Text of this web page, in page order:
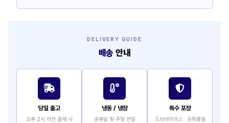
DELIVERY GUIDE
배송 안내
당일 출고
오후 2시 이전 결제 시
냉동 / 냉장
공휴일 및 주말 전일
특수 포장
드라이아이스 · 유독물질